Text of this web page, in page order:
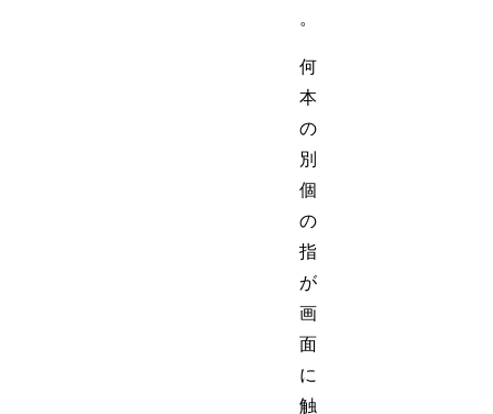
。
何
本
の
別
個
の
指
が
画
面
に
触